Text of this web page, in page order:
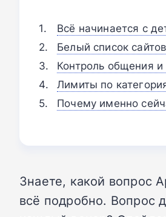
Всё начинается с
Белый список
Контроль общения
Лимиты по
Почему именно
Знаете, какой вопрос
всё подробно. Вопрос